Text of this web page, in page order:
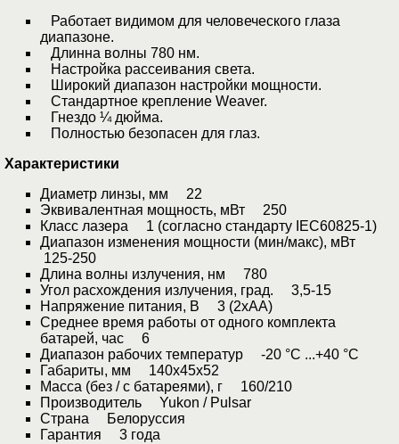
Работает видимом для человеческого глаза
диапазоне.
Длинна волны 780 нм.
Настройка рассеивания света.
Широкий диапазон настройки мощности.
Стандартное крепление Weaver.
Гнездо ¼ дюйма.
Полностью безопасен для глаз.
Характеристики
Диаметр линзы, мм 22
Эквивалентная мощность, мВт 250
Класс лазера 1 (согласно стандарту IEC60825-1)
Диапазон изменения мощности (мин/макс), мВт
125-250
Длина волны излучения, нм 780
Угол расхождения излучения, град. 3,5-15
Напряжение питания, В 3 (2хАА)
Среднее время работы от одного комплекта
батарей, час 6
Диапазон рабочих температур -20 °С ...+40 °С
Габариты, мм 140x45x52
Масса (без / с батареями), г 160/210
Производитель Yukon / Pulsar
Страна Белоруссия
Гарантия 3 года